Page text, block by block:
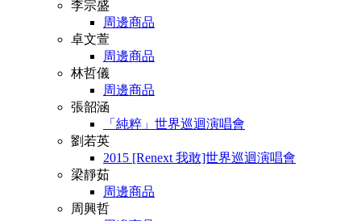
李宗盛
周邊商品
卓文萱
周邊商品
林哲儀
周邊商品
張韶涵
「純粹」世界巡迴演唱會
劉若英
2015 [Renext 我敢]世界巡迴演唱會
梁靜茹
周邊商品
周興哲